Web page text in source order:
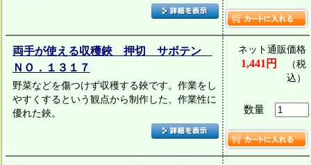
両手が使える収穫鋏 押切 サボテン
ＮＯ．１３１７
野菜などを傷つけず収穫する鋏です。作業をし
やすくするという観点から制作した、作業性に
優れた鋏。
ネット通販価格
1,441円
（税
込）
数量